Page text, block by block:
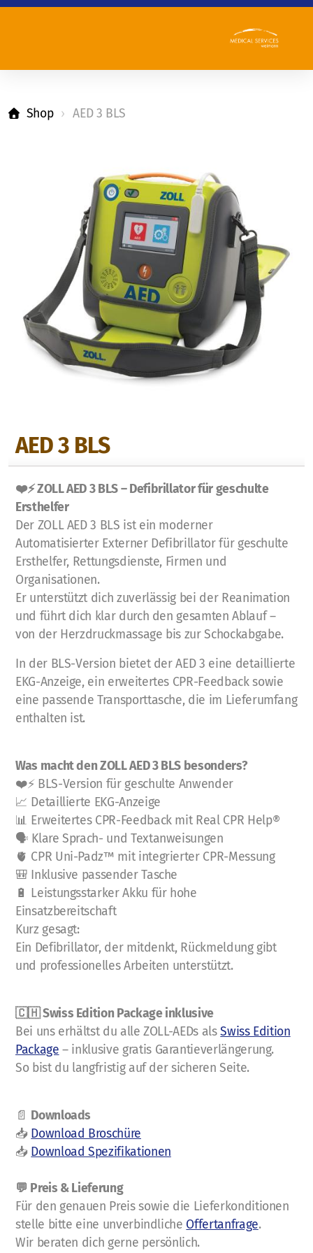
Shop AED 3 BLS
AED 3 BLS
❤️⚡ ZOLL AED 3 BLS – Defibrillator für geschulte
Ersthelfer
Der ZOLL AED 3 BLS ist ein moderner
Automatisierter Externer Defibrillator für geschulte
Ersthelfer, Rettungsdienste, Firmen und
Organisationen.
Er unterstützt dich zuverlässig bei der Reanimation
und führt dich klar durch den gesamten Ablauf –
von der Herzdruckmassage bis zur Schockabgabe.
In der BLS-Version bietet der AED 3 eine detaillierte
EKG-Anzeige, ein erweitertes CPR-Feedback sowie
eine passende Transporttasche, die im Lieferumfang
enthalten ist.
Was macht den ZOLL AED 3 BLS besonders?
❤️⚡ BLS-Version für geschulte Anwender
📈 Detaillierte EKG-Anzeige
📊 Erweitertes CPR-Feedback mit Real CPR Help®
🗣️ Klare Sprach- und Textanweisungen
🫀 CPR Uni-Padz™ mit integrierter CPR-Messung
🎒 Inklusive passender Tasche
🔋 Leistungsstarker Akku für hohe
Einsatzbereitschaft
Kurz gesagt:
Ein Defibrillator, der mitdenkt, Rückmeldung gibt
und professionelles Arbeiten unterstützt.
🇨🇭 Swiss Edition Package inklusive
Bei uns erhältst du alle ZOLL-AEDs alsSwiss Edition
Package – inklusive gratis Garantieverlängerung.
So bist du langfristig auf der sicheren Seite.
📄
Downloads
📥 Download Broschüre
📥 Download Spezifikationen
💬 Preis & Lieferung
Für den genauen Preis sowie die Lieferkonditionen
stelle bitte eine unverbindliche Offertanfrage.
Wir beraten dich gerne persönlich.
Qualitätsbericht
Referenzen
Partner
First Responder Zürich
Laien
Kurs@Home
Fachpersonen
E-Learning
Consulting
BLS-Trainingsmodelle
ALS-Trainingsmodelle
Notfallausrüstung
weiteres Ausbildungsmaterial
AED-Kauf
Downloads
Offertanfrage Aus- und Fortbildung
Offertanfrage AED